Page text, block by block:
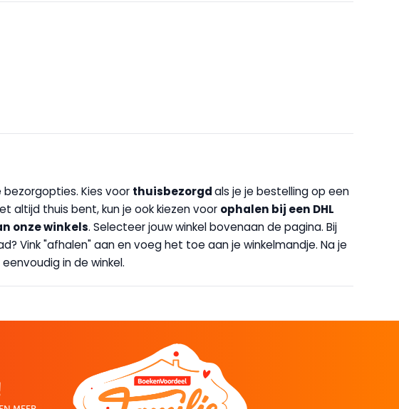
Kies voor thuisbezorgdals je je bestelling op een
altijd thuis bent, kun je ook kiezen voor ophalen bij een DHL
onze winkels. Selecteer jouw winkel bovenaan de pagina. Bij
Vink "afhalen" aan en voeg het toe aan je winkelmandje. Na je
in de winkel.